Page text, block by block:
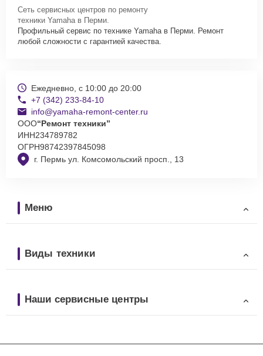
Сеть сервисных центров по ремонту
техники Yamaha в Перми.
Профильный сервис по технике Yamaha в Перми. Ремонт
любой сложности с гарантией качества.
г. Пермь ул. Комсомольский просп., 13
Ежедневно, с 10:00 до 20:00
+7 (342) 233-84-10
info@yamaha-remont-center.ru
ООО“Ремонт техники”
ИНН234789782
ОГРН98742397845098
Меню
Виды техники
Наши сервисные центры